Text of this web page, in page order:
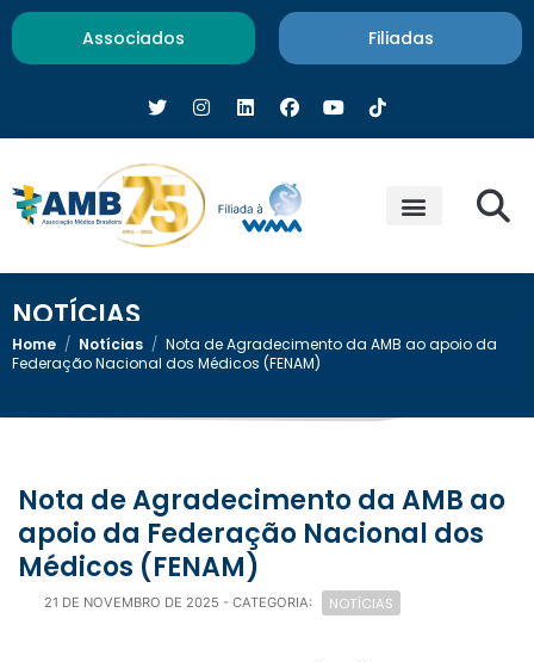
Associados Filiadas
NOTÍCIAS
Home / Notícias / Nota de Agradecimento da AMB ao apoio da
Federação Nacional dos Médicos (FENAM)
Nota de Agradecimento da AMB ao
apoio da Federação Nacional dos
Médicos (FENAM)
21 DE NOVEMBRO DE 2025 - CATEGORIA: NOTÍCIAS